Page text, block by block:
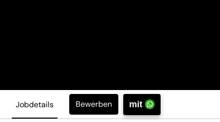
Jobdetails Bewerben mit